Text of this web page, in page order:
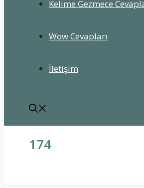
Kelime Gezmece
Wow Cevapları
İletişim
174